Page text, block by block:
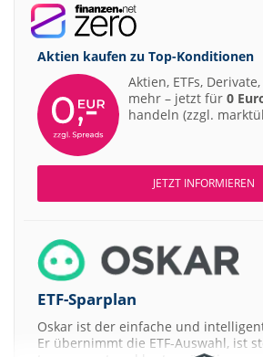
Aktien kaufen zu Top-Konditionen
Aktien, ETFs,
mehr – jetzt für 0
handeln (zzgl.
JETZT INFORMIEREN
ETF-Sparplan
Oskar ist der einfache und
Er übernimmt die ETF-Auswahl, ist